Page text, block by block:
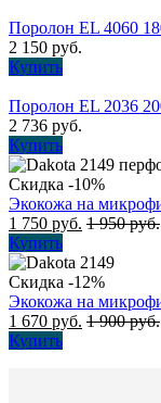
Поролон EL 4060
2 150 руб.
Купить
Поролон EL 2036
2 736 руб.
Купить
Скидка -10%
Экокожа на
1 750 руб. 1 950руб.
Купить
Скидка -12%
Экокожа на
1 670 руб. 1 900руб.
Купить